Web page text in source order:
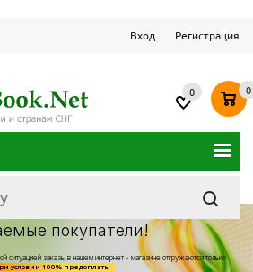
Вход Регистрация
0 0
покупатели!
ситуацией заказы в нашем интернет - магазине отгружаются только
условии 100% предоплаты